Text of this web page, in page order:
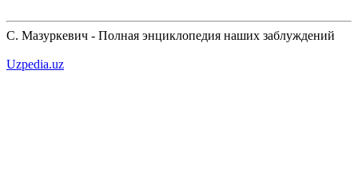
С. Мазуркевич - Полная энциклопедия наших заблуждений
Uzpedia.uz